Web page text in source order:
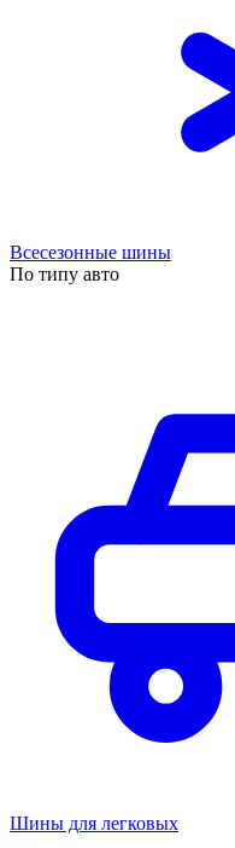
Всесезонные шины
По типу авто
Шины для легковых